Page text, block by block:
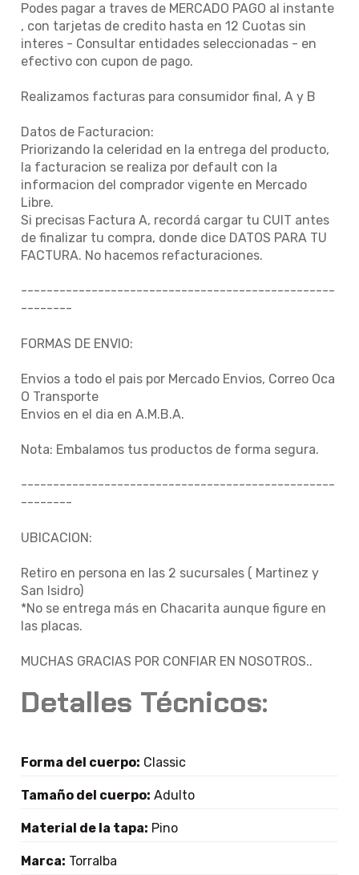
Podes pagar a traves de MERCADO PAGO al instante
, con tarjetas de credito hasta en 12 Cuotas sin
interes - Consultar entidades seleccionadas - en
efectivo con cupon de pago.
Realizamos facturas para consumidor final, A y B
Datos de Facturacion:
Priorizando la celeridad en la entrega del producto,
la facturacion se realiza por default con la
informacion del comprador vigente en Mercado
Libre.
Si precisas Factura A, recordá cargar tu CUIT antes
de finalizar tu compra, donde dice DATOS PARA TU
FACTURA. No hacemos refacturaciones.
-------------------------------------------------
--------
FORMAS DE ENVIO:
Envios a todo el pais por Mercado Envios, Correo Oca
O Transporte
Envios en el dia en A.M.B.A.
Nota: Embalamos tus productos de forma segura.
-------------------------------------------------
--------
UBICACION:
Retiro en persona en las 2 sucursales ( Martinez y
San Isidro)
*No se entrega más en Chacarita aunque figure en
las placas.
MUCHAS GRACIAS POR CONFIAR EN NOSOTROS..
Detalles Técnicos:
Forma del cuerpo: Classic
Tamaño del cuerpo: Adulto
Material de la tapa: Pino
Marca: Torralba